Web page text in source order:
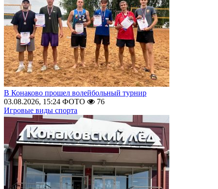
В Конаково прошел волейбольный турнир
03.08.2026, 15:24 ФОТО
76
Игровые виды спорта